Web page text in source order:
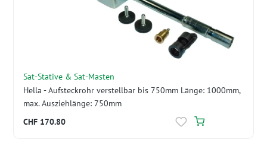
Sat-Stative & Sat-Masten
Hella - Aufsteckrohr verstellbar bis 750mm Länge: 1000mm,
max. Ausziehlänge: 750mm
CHF 170.80